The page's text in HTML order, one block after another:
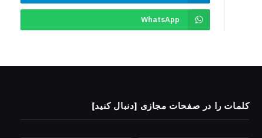
WhatsApp
کلمات را در صفحات مجازی [دنبال کنید]